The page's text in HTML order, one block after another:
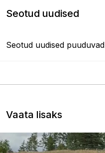
Seotud uudised
Seotud uudised puuduvad
Vaata lisaks